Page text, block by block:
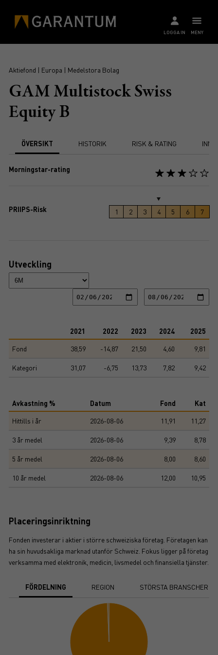
MENY
LOGGA IN
Aktiefond | Europa | Medelstora Bolag
GAM Multistock Swiss
Equity B
ÖVERSIKT HISTORIK RISK & RATING
Morningstar-rating
PRIIPS-Risk 1 2 3 4 5 6 7
Utveckling
2021 2022 2023 2024
2025
Fond
38,59 -14,87 21,50 4,60 9,81
Kategori 31,07 -6,75 13,73 7,82 9,42
Avkastning % Datum Fond
Kat
Hittills i år
2026-08-06 11,91 11,27
3 år medel 2026-08-06 9,39 8,78
5 år medel 2026-08-06 8,00 8,60
10 år medel 2026-08-06 12,00 10,95
Placeringsinriktning
Fonden investerar i aktier i större schweiziska företag. Företagen kan
ha sin huvudsakliga marknad utanför Schweiz. Fokus ligger på företag
verksamma med elektronik, medicin, livsmedel och finansiella tjänster.
FÖRDELNING REGION STÖRSTA BRANSCHER
View as data table, Chart